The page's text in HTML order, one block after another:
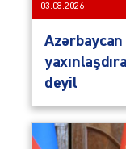
03.08.2026
Azərbaycan
deyil